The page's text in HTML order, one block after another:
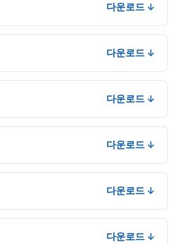
다운로드 ↓
다운로드 ↓
다운로드 ↓
다운로드 ↓
다운로드 ↓
다운로드 ↓